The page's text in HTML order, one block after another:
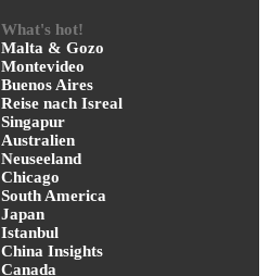
What's hot!
Malta & Gozo
Montevideo
Buenos Aires
Reise nach Isreal
Singapur
Australien
Neuseeland
Chicago
South America
Japan
Istanbul
China Insights
Canada